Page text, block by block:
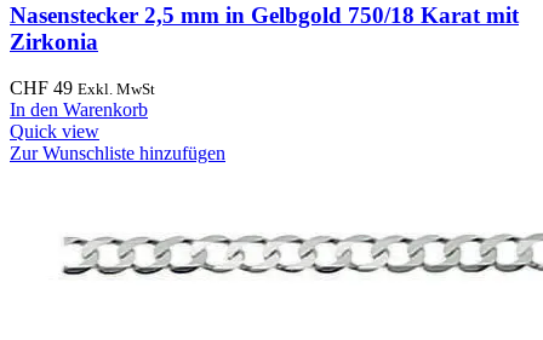
Nasenstecker 2,5 mm in Gelbgold 750/18 Karat mit
Zirkonia
CHF 49 Exkl. MwSt
In den Warenkorb
Quick view
Zur Wunschliste hinzufügen